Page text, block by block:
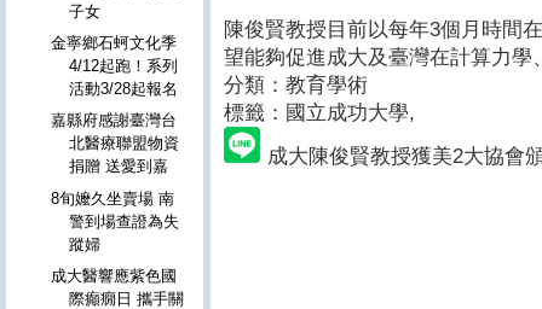
陳俊賢教授目前以每年3個月時間
望能夠促進成大及臺灣在計算力學
分類：教育學術
標籤：國立成功大學,
成大陳俊賢教授獲美2大協會
子女
金寧鄉石蚵文化季
4/12起跑！系列
活動3/28起報名
嘉縣府感謝臺灣台
北醫療聯盟物資
捐贈 送愛到嘉
8旬嬤久坐賣場 南
警到場查證為失
蹤婦
成大醫響應紫色國
際癲癇日 攜手關